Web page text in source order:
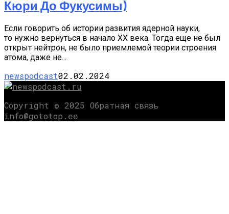
Кюри До Фукусимы)
Если говорить об истории развития ядерной науки,
то нужно вернуться в начало XX века. Тогда еще не был
открыт нейтрон, не было приемлемой теории строения
атома, даже не...
newspodcast02.02.2024
Copyright © 2025 Обратная связь
info@gototop.ee